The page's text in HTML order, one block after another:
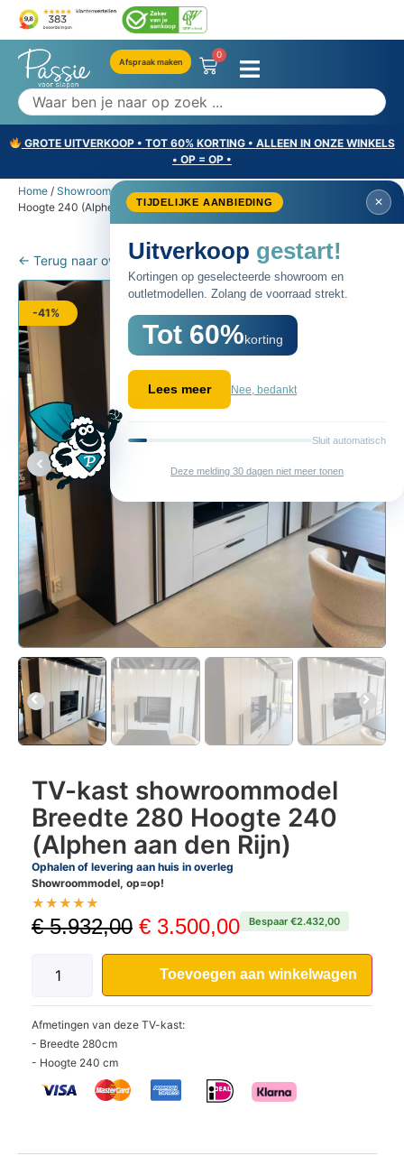
Afspraak maken
0
GROTE UITVERKOOP • TOT 60% KORTING • ALLEEN IN ONZE WINKELS
• OP = OP •
TIJDELIJKE AANBIEDING ✕
Uitverkoop gestart!
Kortingen op geselecteerde showroom en
outletmodellen. Zolang de voorraad strekt.
Tot 60%korting
Lees meer Nee, bedankt
Sluit automatisch
Deze melding 30 dagen niet meer tonen
Home / Showroommodellen/ TV-kast showroommodel Breedte 280
Hoogte 240 (Alphen aan den Rijn)
-41%
← Terug naar overzicht
TV-kast showroommodel
Breedte 280 Hoogte 240
(Alphen aan den Rijn)
Ophalen of levering aan huis in overleg
Showroommodel, op=op!
★★★★★
€5.932,00 € 3.500,00 Bespaar €2.432,00
Toevoegen aan winkelwagen
Afmetingen van deze TV-kast:
- Breedte 280cm
- Hoogte 240 cm